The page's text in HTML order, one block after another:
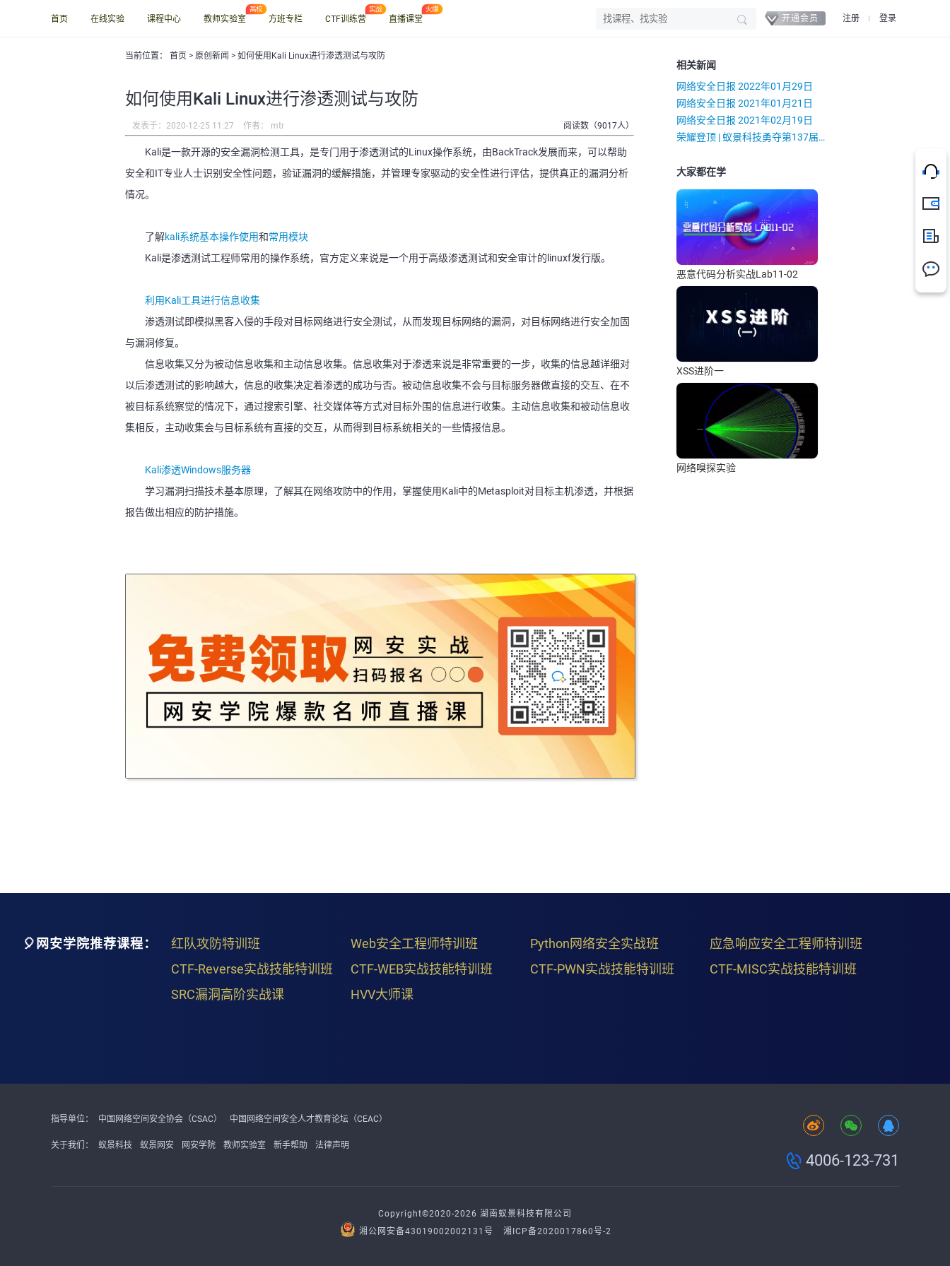
首页 在线实验 课程中心 教师实验室 方班专栏 CTF训练营 直播课堂 开通会员 注册 登录
当前位置： 首页 > 原创新闻 > 如何使用Kali Linux进行渗透测试与攻防
如何使用Kali Linux进行渗透测试与攻防
发表于：2020-12-25 11:27 作者： mtr 阅读数（9017人）
Kali是一款开源的安全漏洞检测工具，是专门用于渗透测试的Linux操作系统，由BackTrack发展而来，可以帮助
安全和IT专业人士识别安全性问题，验证漏洞的缓解措施，并管理专家驱动的安全性进行评估，提供真正的漏洞分析
情况。
了解kali系统基本操作使用和常用模块
Kali是渗透测试工程师常用的操作系统，官方定义来说是一个用于高级渗透测试和安全审计的linuxf发行版。
利用Kali工具进行信息收集
渗透测试即模拟黑客入侵的手段对目标网络进行安全测试，从而发现目标网络的漏洞，对目标网络进行安全加固
与漏洞修复。
信息收集又分为被动信息收集和主动信息收集。信息收集对于渗透来说是非常重要的一步，收集的信息越详细对
以后渗透测试的影响越大，信息的收集决定着渗透的成功与否。被动信息收集不会与目标服务器做直接的交互、在不
被目标系统察觉的情况下，通过搜索引擎、社交媒体等方式对目标外围的信息进行收集。主动信息收集和被动信息收
集相反，主动收集会与目标系统有直接的交互，从而得到目标系统相关的一些情报信息。
Kali渗透Windows服务器
学习漏洞扫描技术基本原理，了解其在网络攻防中的作用，掌握使用Kali中的Metasploit对目标主机渗透，并根据
报告做出相应的防护措施。
相关新闻
网络安全日报 2022年01月29日
网络安全日报 2021年01月21日
网络安全日报 2021年02月19日
荣耀登顶 | 蚁景科技勇夺第137届广交会测试赛团体冠军
大家都在学
恶意代码分析实战Lab11-02
XSS进阶一
网络嗅探实验
🎈网安学院推荐课程： 红队攻防特训班 Web安全工程师特训班 Python网络安全实战班
应急响应安全工程师特训班
CTF-Reverse实战技能特训班
CTF-WEB实战技能特训班 CTF-PWN实战技能特训班
CTF-MISC实战技能特训班
SRC漏洞高阶实战课
HVV大师课
指导单位： 中国网络空间安全协会（CSAC） 中国网络空间安全人才教育论坛（CEAC）
关于我们： 蚁景科技 蚁景网安 网安学院 教师实验室 新手帮助 法律声明
4006-123-731
Copyright©2020-2026 湖南蚁景科技有限公司
湘公网安备43019002002131号
湘ICP备2020017860号-2